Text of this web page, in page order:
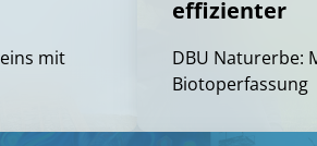
mit
effizienter
DBU Naturerbe:
Biotoperfassung